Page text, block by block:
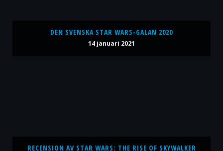
DEN SVENSKA STAR WARS-GALAN 2020
14 januari 2021
RECENSION AV STAR WARS: THE RISE OF SKYWALKER